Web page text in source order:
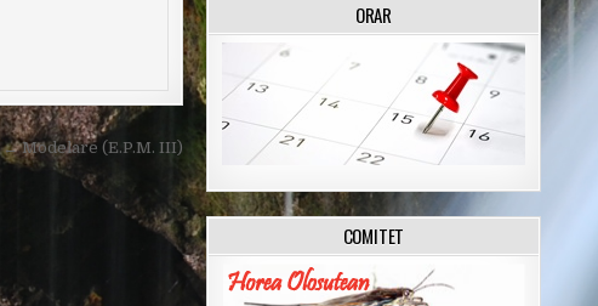
← Modelare (E.P.M. III)
ORAR
COMITET